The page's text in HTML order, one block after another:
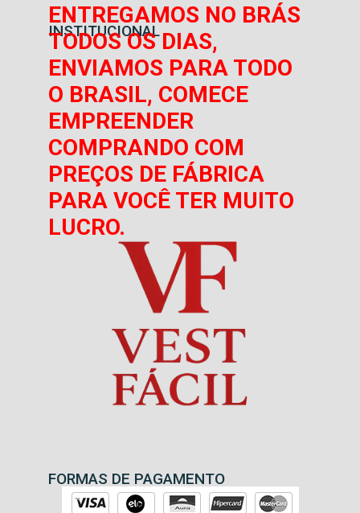
INSTITUCIONAL
ENTREGAMOS NO BRÁS
TODOS OS DIAS,
ENVIAMOS PARA TODO
O BRASIL, COMECE
EMPREENDER
COMPRANDO COM
PREÇOS DE FÁBRICA
PARA VOCÊ TER MUITO
LUCRO.
FORMAS DE PAGAMENTO